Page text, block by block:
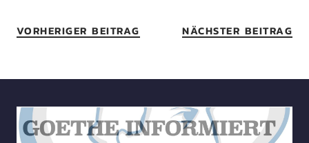
VORHERIGER BEITRAG NÄCHSTER BEITRAG